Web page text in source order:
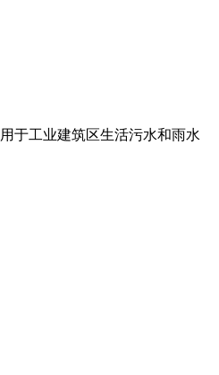
于工业建筑区生活污水和雨水